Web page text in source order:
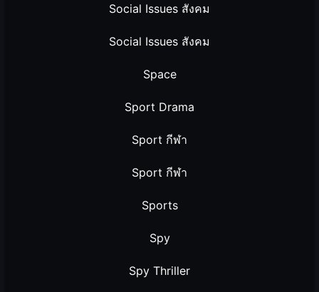
Social Issues สังคม
Social Issues สังคม
Space
Sport Drama
Sport กีฬา
Sport กีฬา
Sports
Spy
Spy Thriller